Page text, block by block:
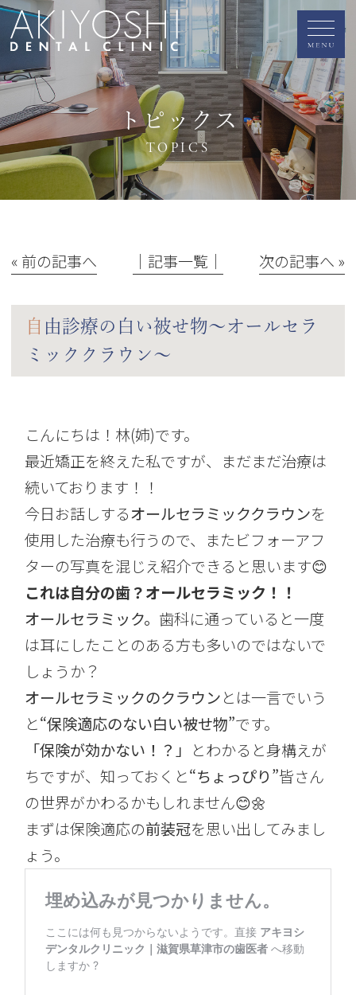
トピックス
TOPICS
« 前の記事へ │記事一覧│ 次の記事へ »
自由診療の白い被せ物～オールセラ
ミッククラウン～
こんにちは！林(姉)です。
最近矯正を終えた私ですが、まだまだ治療は
続いております！！
今日お話しするオールセラミッククラウンを
使用した治療も行うので、またビフォーアフ
ターの写真を混じえ紹介できると思います😊
これは自分の歯？オールセラミック！！
オールセラミック。 歯科に通っていると一度
は耳にしたことのある方も多いのではないで
しょうか？
オールセラミックのクラウンとは一言でいう
と“保険適応のない白い被せ物”です。
「保険が効かない！？」 とわかると身構えが
ちですが、知っておくと“ちょっぴり”皆さん
の世界がかわるかもしれません😊🌼
まずは保険適応の前装冠を思い出してみまし
ょう。